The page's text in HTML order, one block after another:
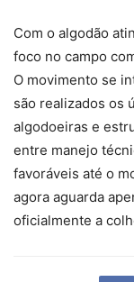
Com o algodão
foco no campo
O movimento se
são realizados os
algodoeiras e
entre manejo
favoráveis até o
agora aguarda
oficialmente a